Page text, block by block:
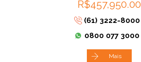
R$457,950.00
(61) 3222-8000
0800 077 3000
Mais